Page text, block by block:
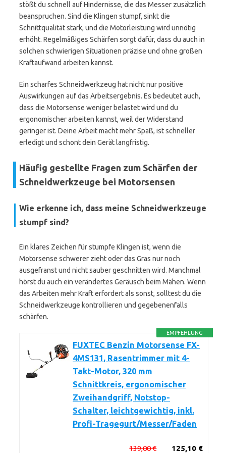
stößt du schnell auf Hindernisse, die das Messer zusätzlich
beanspruchen. Sind die Klingen stumpf, sinkt die
Schnittqualität stark, und die Motorleistung wird unnötig
erhöht. Regelmäßiges Schärfen sorgt dafür, dass du auch in
solchen schwierigen Situationen präzise und ohne großen
Kraftaufwand arbeiten kannst.
Ein scharfes Schneidwerkzeug hat nicht nur positive
Auswirkungen auf das Arbeitsergebnis. Es bedeutet auch,
dass die Motorsense weniger belastet wird und du
ergonomischer arbeiten kannst, weil der Widerstand
geringer ist. Deine Arbeit macht mehr Spaß, ist schneller
erledigt und schont dein Gerät langfristig.
Häufig gestellte Fragen zum Schärfen der
Schneidwerkzeuge bei Motorsensen
Wie erkenne ich, dass meine Schneidwerkzeuge
stumpf sind?
Ein klares Zeichen für stumpfe Klingen ist, wenn die
Motorsense schwerer zieht oder das Gras nur noch
ausgefranst und nicht sauber geschnitten wird. Manchmal
hörst du auch ein verändertes Geräusch beim Mähen. Wenn
das Arbeiten mehr Kraft erfordert als sonst, solltest du die
Schneidwerkzeuge kontrollieren und gegebenenfalls
schärfen.
EMPFEHLUNG
FUXTEC Benzin Motorsense FX-
4MS131, Rasentrimmer mit 4-
Takt-Motor, 320 mm
Schnittkreis, ergonomischer
Zweihandgriff, Notstop-
Schalter, leichtgewichtig, inkl.
Profi-Tragegurt/Messer/Faden
125,10 €
139,00 €